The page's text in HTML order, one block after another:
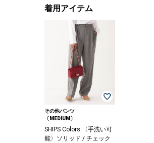
着用アイテム
その他パンツ
〔MEDIUM〕
SHIPS Colors:〈手洗い可
能〉ソリッド / チェック